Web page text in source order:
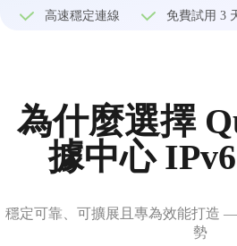
高速穩定連線 免費試用 3
為什麼選擇
據中心
穩定可靠、可擴展且專為效能打造
勢